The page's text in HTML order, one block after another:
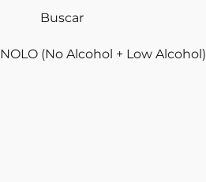
NOLO (No Alcohol + Low Alcohol)